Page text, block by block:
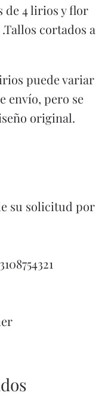
de 4 lirios y flor
cortados a
puede variar
envío, pero se
original.
su solicitud por